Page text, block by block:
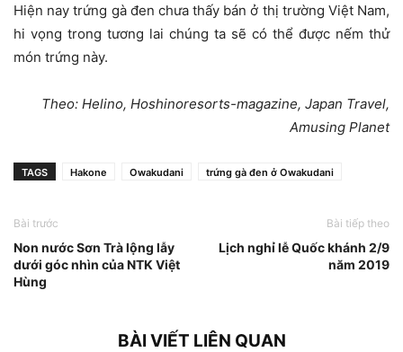
Hiện nay trứng gà đen chưa thấy bán ở thị trường Việt Nam,
hi vọng trong tương lai chúng ta sẽ có thể được nếm thử
món trứng này.
Theo: Helino, Hoshinoresorts-magazine, Japan Travel,
Amusing Planet
TAGS Hakone Owakudani trứng gà đen ở Owakudani
Bài trước
Non nước Sơn Trà lộng lẫy
dưới góc nhìn của NTK Việt
Hùng
Bài tiếp theo
Lịch nghỉ lễ Quốc khánh 2/9
năm 2019
BÀI VIẾT LIÊN QUAN